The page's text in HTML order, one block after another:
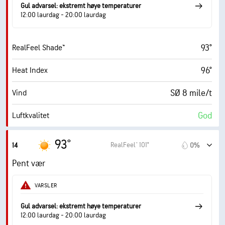
Gul advarsel: ekstremt høye temperaturer
12:00 laurdag - 20:00 laurdag
RealFeel Shade™ 93°
Heat Index 96°
Vind SØ 8 mile/t
Luftkvalitet God
Maks. UV-indeks
Vindkast
Fuktighet
Duggpunkt 68° F
14 93° RealFeel® 101° 0%
Pent vær
VARSLER
Gul advarsel: ekstremt høye temperaturer
12:00 laurdag - 20:00 laurdag